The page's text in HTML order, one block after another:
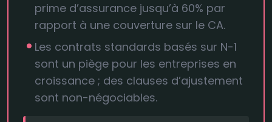
prime d’assurance jusqu’à 60% par
rapport à une couverture sur le CA.
Les contrats standards basés sur N-1
sont un piège pour les entreprises en
croissance ; des clauses d’ajustement
sont non-négociables.